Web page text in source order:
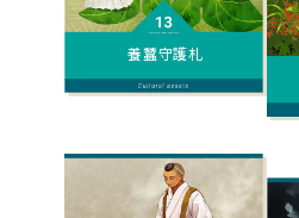
養蠶守護札